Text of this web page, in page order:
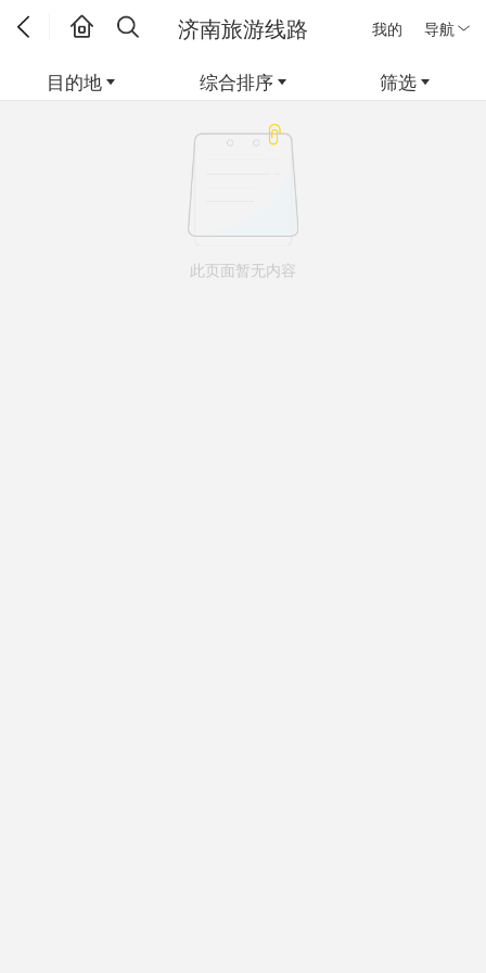
我的 导航
济南旅游线路
目的地 综合排序 筛选
此页面暂无内容